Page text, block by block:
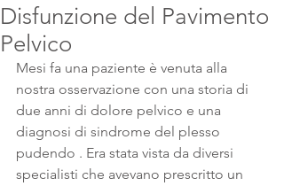
Disfunzione del Pavimento
Pelvico
Mesi fa una paziente è venuta alla
nostra osservazione con una storia di
due anni di dolore pelvico e una
diagnosi di sindrome del plesso
pudendo . Era stata vista da diversi
specialisti che avevano prescritto un